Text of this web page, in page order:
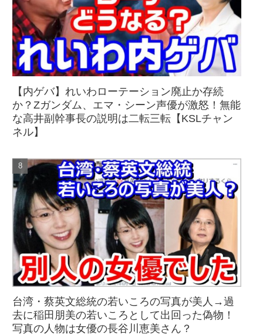
【内ゲバ】れいわローテーション廃止か存続
か？Zガンダム、エマ・シーン声優が激怒！無能
な高井副幹事長の説明は二転三転【KSLチャン
ネル】
台湾・蔡英文総統の若いころの写真が美人→過
去に稲田朋美の若いころとして出回った偽物！
写真の人物は女優の長谷川恵美さん？